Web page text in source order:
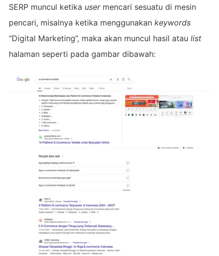
SERP muncul ketika usermencari sesuatu di mesin
pencari, misalnya ketika menggunakan keywords
“Digital Marketing”, maka akan muncul hasil atau list
halaman seperti pada gambar dibawah: